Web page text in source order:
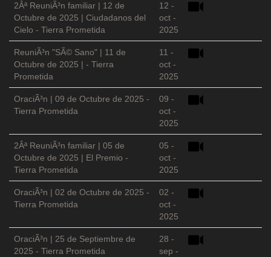
2Âª ReuniÃ³n familiar | 12 de
Octubre de 2025 | Ciudadanos del
Cielo - Tierra Prometida
12 -
oct -
2025
ReuniÃ³n "SÃ© Sano" | 11 de
Octubre de 2025 | - Tierra
Prometida
11 -
oct -
2025
OraciÃ³n | 09 de Octubre de 2025 -
Tierra Prometida
09 -
oct -
2025
2Âª ReuniÃ³n familiar | 05 de
Octubre de 2025 | El Premio -
Tierra Prometida
05 -
oct -
2025
OraciÃ³n | 02 de Octubre de 2025 -
Tierra Prometida
02 -
oct -
2025
OraciÃ³n | 25 de Septiembre de
2025 - Tierra Prometida
28 -
sep -